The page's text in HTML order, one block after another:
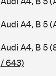
Audi A4, B 5
Audi A4, B 5
/ 643)